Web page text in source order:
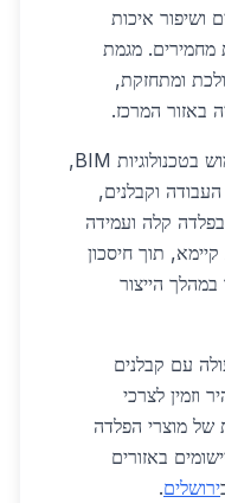
ושיפור איכות
מחמירים. מגמת
ומתחזקת,
באזור המרכז.
פרויקטים רבים באלעד עושים שימוש בטכנולוגיות BIM,
וקבלנים,
קלה ועמידה
תוך חיסכון
במהלך הייצור
עם קבלנים
וזמין לצרכי
של מוצרי הפלדה
באזורים
ירושלים.